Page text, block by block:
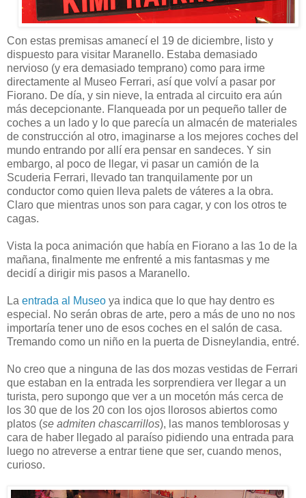
Con estas premisas amanecí el 19 de diciembre, listo y
dispuesto para visitar Maranello. Estaba demasiado
nervioso (y era demasiado temprano) como para irme
directamente al Museo Ferrari, así que volví a pasar por
Fiorano. De día, y sin nieve, la entrada al circuito era aún
más decepcionante. Flanqueada por un pequeño taller de
coches a un lado y lo que parecía un almacén de materiales
de construcción al otro, imaginarse a los mejores coches del
mundo entrando por allí era pensar en sandeces. Y sin
embargo, al poco de llegar, vi pasar un camión de la
Scuderia Ferrari, llevado tan tranquilamente por un
conductor como quien lleva palets de váteres a la obra.
Claro que mientras unos son para cagar, y con los otros te
cagas.
Vista la poca animación que había en Fiorano a las 1o de la
mañana, finalmente me enfrenté a mis fantasmas y me
decidí a dirigir mis pasos a Maranello.
La entrada al Museo ya indica que lo que hay dentro es
especial. No serán obras de arte, pero a más de uno no nos
importaría tener uno de esos coches en el salón de casa.
Tremando como un niño en la puerta de Disneylandia, entré.
No creo que a ninguna de las dos mozas vestidas de Ferrari
que estaban en la entrada les sorprendiera ver llegar a un
turista, pero supongo que ver a un mocetón más cerca de
los 30 que de los 20 con los ojos llorosos abiertos como
platos (se admiten chascarrillos), las manos temblorosas y
cara de haber llegado al paraíso pidiendo una entrada para
luego no atreverse a entrar tiene que ser, cuando menos,
curioso.